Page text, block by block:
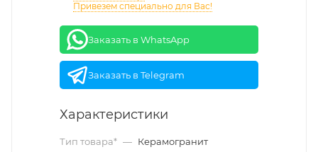
Привезем специально для Вас!
Заказать в WhatsApp
Заказать в Telegram
Характеристики
Тип товара* — Керамогранит